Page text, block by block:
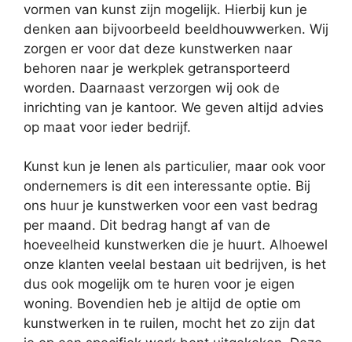
vormen van kunst zijn mogelijk. Hierbij kun je
denken aan bijvoorbeeld beeldhouwwerken. Wij
zorgen er voor dat deze kunstwerken naar
behoren naar je werkplek getransporteerd
worden. Daarnaast verzorgen wij ook de
inrichting van je kantoor. We geven altijd advies
op maat voor ieder bedrijf.
Kunst kun je lenen als particulier, maar ook voor
ondernemers is dit een interessante optie. Bij
ons huur je kunstwerken voor een vast bedrag
per maand. Dit bedrag hangt af van de
hoeveelheid kunstwerken die je huurt. Alhoewel
onze klanten veelal bestaan uit bedrijven, is het
dus ook mogelijk om te huren voor je eigen
woning. Bovendien heb je altijd de optie om
kunstwerken in te ruilen, mocht het zo zijn dat